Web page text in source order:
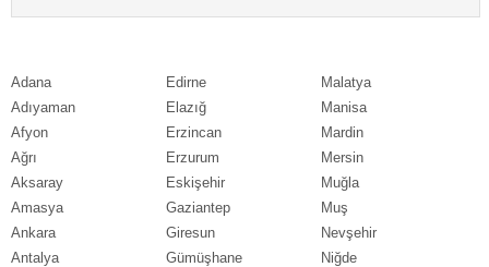
Adana
Adıyaman
Afyon
Ağrı
Aksaray
Amasya
Ankara
Antalya
Edirne
Elazığ
Erzincan
Erzurum
Eskişehir
Gaziantep
Giresun
Gümüşhane
Malatya
Manisa
Mardin
Mersin
Muğla
Muş
Nevşehir
Niğde